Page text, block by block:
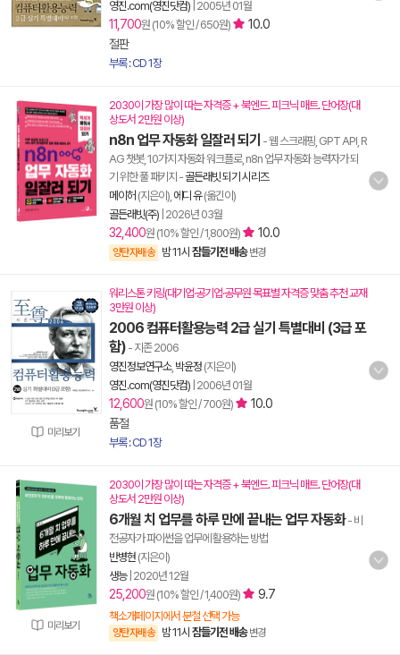
영진.com(영진닷컴) 2005년 01월
11,700원 (10% 할인 / 650원)
10.0
절판
부록 : CD 1장
2030이 가장 많이 따는 자격증 + 북엔드. 피크닉 매트. 단어장(대
상도서 2만원 이상)
n8n 업무 자동화 일잘러 되기 - 웹 스크래핑, GPT API, R
AG 챗봇, 10가지 자동화 워크플로, n8n 업무 자동화 능력자가 되
기 위한 풀 패키지 -골든래빗 되기 시리즈
메이허 (지은이), 에디 유(옮긴이)
골든래빗(주) 2026년 03월
32,400원 (10% 할인 / 1,800원) 10.0
양탄자배송 밤 11시 잠들기전 배송 변경
미리보기
워리스톤 키링(대기업·공기업·공무원 목표별 자격증 맞춤 추천 교재
3만원 이상)
2006 컴퓨터활용능력 2급 실기 특별대비 (3급 포
함) - 지존 2006
영진정보연구소, 박윤정 (지은이)
영진.com(영진닷컴) 2006년 01월
12,600원 (10% 할인 / 700원)
10.0
품절
부록 : CD 1장
미리보기
2030이 가장 많이 따는 자격증 + 북엔드. 피크닉 매트. 단어장(대
상도서 2만원 이상)
6개월 치 업무를 하루 만에 끝내는 업무 자동화- 비
전공자가 파이썬을 업무에 활용하는 방법
반병현 (지은이)
생능| 2020년 12월
25,200원 (10% 할인 / 1,400원) 9.7
책소개페이지에서 분철 선택 가능
양탄자배송 밤 11시 잠들기전 배송 변경